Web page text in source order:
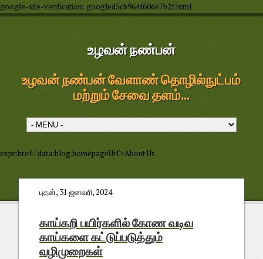
google-site-verification: googled5cb964f606e7b2f.html
உழவன் நண்பன்
உழவன் நண்பன் வேளாண் தொழில்நுட்பம்
மற்றும் சேவை தளம்...
expr:href='data:blog.homepageUrl'>About Us
புதன், 31 ஜனவரி, 2024
காய்கறி பயிர்களில் கோண வடிவ
காய்களை கட்டுப்படுத்தும்
வழிமுறைகள்